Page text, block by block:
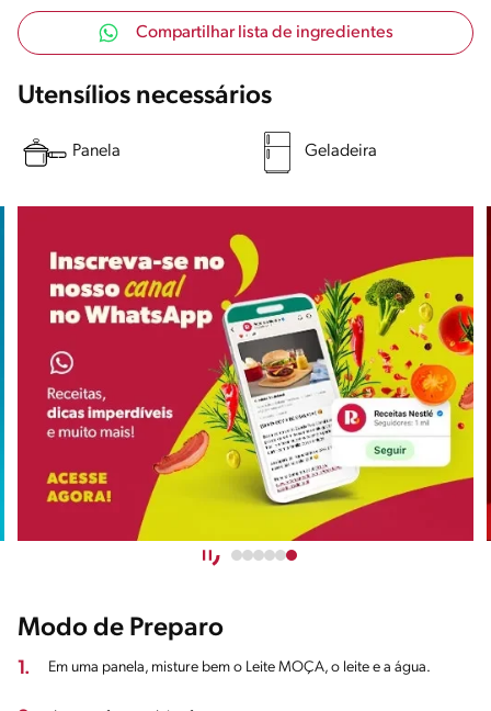
Compartilhar lista de ingredientes
Utensílios necessários
Panela Geladeira
Modo de Preparo
1. Em uma panela, misture bem o Leite MOÇA, o leite e a água.